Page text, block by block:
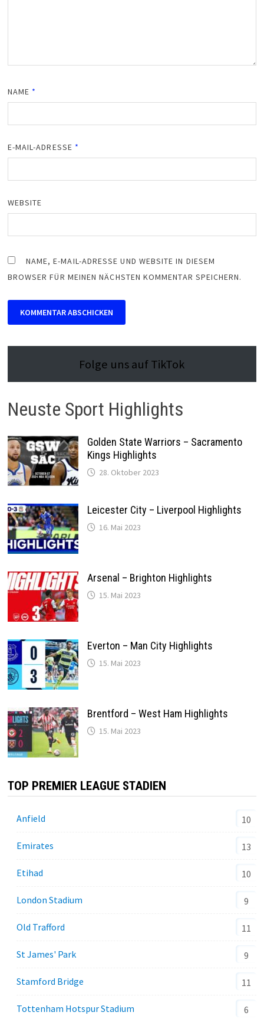
NAME *
E-MAIL-ADRESSE *
WEBSITE
NAME, E-MAIL-ADRESSE UND WEBSITE IN DIESEM
BROWSER FÜR MEINEN NÄCHSTEN KOMMENTAR SPEICHERN.
Folge uns auf TikTok
Neuste Sport Highlights
Golden State Warriors – Sacramento
Kings Highlights
28. Oktober 2023
Leicester City – Liverpool Highlights
16. Mai 2023
Arsenal – Brighton Highlights
15. Mai 2023
Everton – Man City Highlights
15. Mai 2023
Brentford – West Ham Highlights
15. Mai 2023
TOP PREMIER LEAGUE STADIEN
Anfield 10
Emirates 13
Etihad 10
London Stadium 9
Old Trafford 11
St James' Park 9
Stamford Bridge 11
Tottenham Hotspur Stadium 6